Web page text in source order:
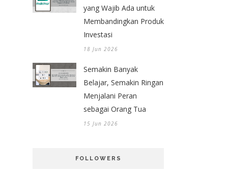
yang Wajib Ada untuk
Membandingkan Produk
Investasi
18 Jun 2026
Semakin Banyak
Belajar, Semakin Ringan
Menjalani Peran
sebagai Orang Tua
15 Jun 2026
FOLLOWERS